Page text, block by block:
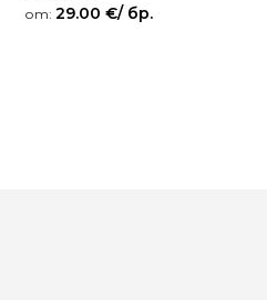
Оценено на
5.00
от: 29.00 €/ бр.